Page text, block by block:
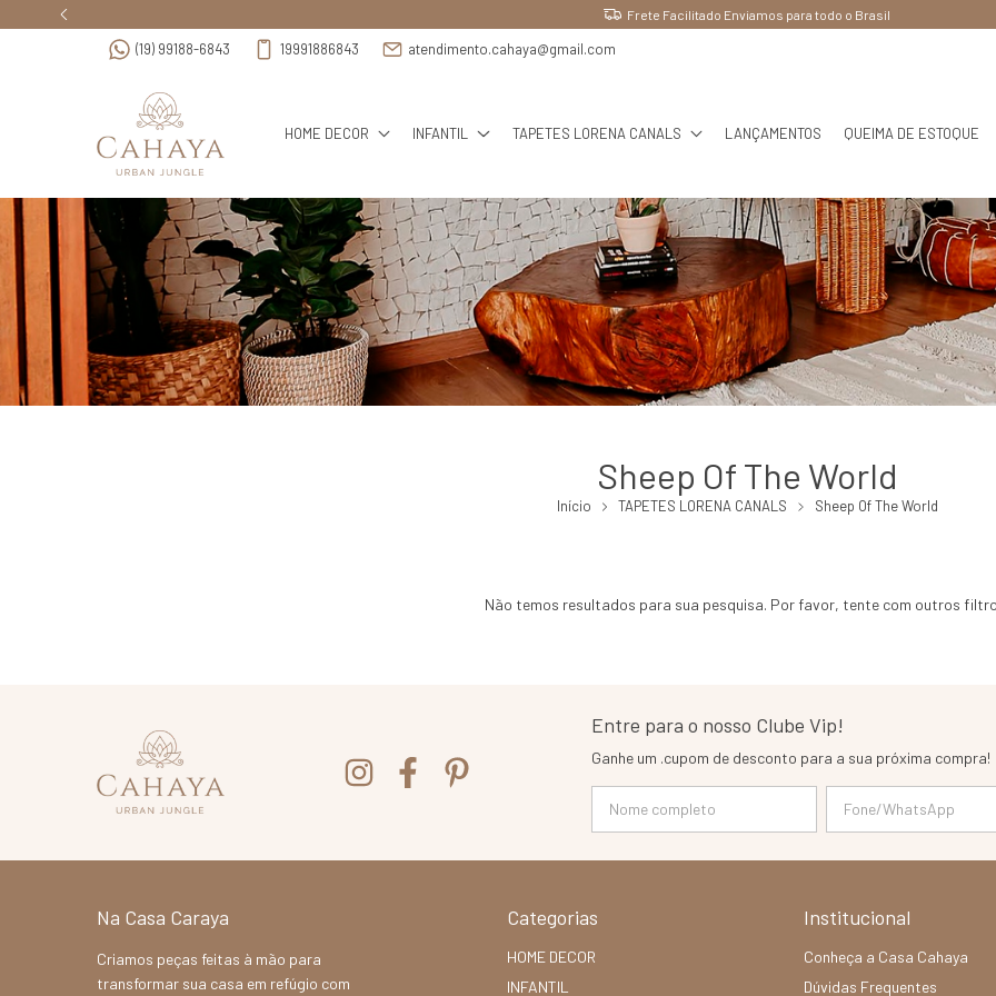
Frete Facilitado Enviamos para todo o Brasil
(19) 99188-6843 19991886843 atendimento.cahaya@gmail.com
HOME DECOR INFANTIL TAPETES LORENA CANALS LANÇAMENTOS QUEIMA DE ESTOQUE
Sheep Of The World
Início TAPETES LORENA CANALS Sheep Of The World
Não temos resultados para sua pesquisa. Por favor, tente com outros
Entre para o nosso Clube Vip!
Ganhe um .cupom de desconto para a sua próxima compra!
Na Casa Caraya
Criamos peças feitas à mão para
transformar sua casa em refúgio com
Categorias
HOME DECOR
INFANTIL
Institucional
Conheça a Casa Cahaya
Dúvidas Frequentes